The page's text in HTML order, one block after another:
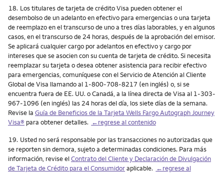
Nota
18. Los titulares de tarjeta de crédito Visa pueden obtener el
desembolso de un adelanto en efectivo para emergencias o una tarjeta
de reemplazo en el transcurso de uno a tres días laborables, y en algunos
casos, en el transcurso de 24 horas, después de la aprobación del emisor.
Se aplicará cualquier cargo por adelantos en efectivo y cargo por
intereses que se asocien con su cuenta de tarjeta de crédito. Si necesita
reemplazar su tarjeta o desea obtener asistencia para recibir efectivo
para emergencias, comuníquese con el Servicio de Atención al Cliente
Global de Visa llamando al 1-800-708-8217 (en inglés) o, si se
encuentra fuera de EE. UU. o Canadá, a la línea directa de Visa al 1-303-
967-1096 (en inglés) las 24 horas del día, los siete días de la semana.
Revise la Guía de Beneficios de la Tarjeta Wells Fargo Autograph Journey
Visa® para obtener detalles. ←regrese al contenido
Nota
19. Usted no será responsable por las transacciones no autorizadas que
se reporten sin demora, sujeto a determinadas condiciones. Para más
información, revise elContrato del Cliente y Declaración de Divulgación
de Tarjeta de Crédito para el Consumidoraplicable. ←regrese al